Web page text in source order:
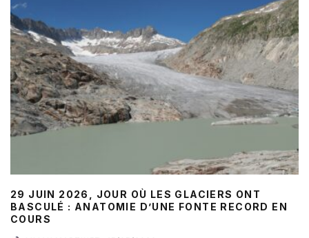
29 JUIN 2026, JOUR OÙ LES GLACIERS ONT
BASCULÉ : ANATOMIE D’UNE FONTE RECORD EN
COURS